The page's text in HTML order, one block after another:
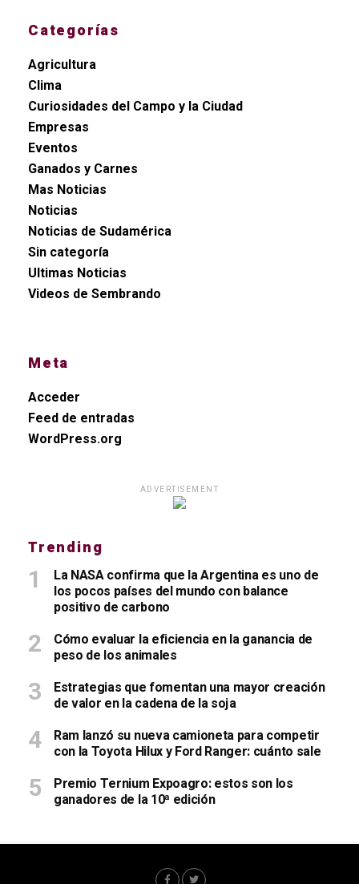
Categorías
Agricultura
Clima
Curiosidades del Campo y la Ciudad
Empresas
Eventos
Ganados y Carnes
Mas Noticias
Noticias
Noticias de Sudamérica
Sin categoría
Ultimas Noticias
Videos de Sembrando
Meta
Acceder
Feed de entradas
WordPress.org
ADVERTISEMENT
Trending
La NASA confirma que la Argentina es uno de
los pocos países del mundo con balance
positivo de carbono
Cómo evaluar la eficiencia en la ganancia de
peso de los animales
Estrategias que fomentan una mayor creación
de valor en la cadena de la soja
Ram lanzó su nueva camioneta para competir
con la Toyota Hilux y Ford Ranger: cuánto sale
Premio Ternium Expoagro: estos son los
ganadores de la 10ª edición